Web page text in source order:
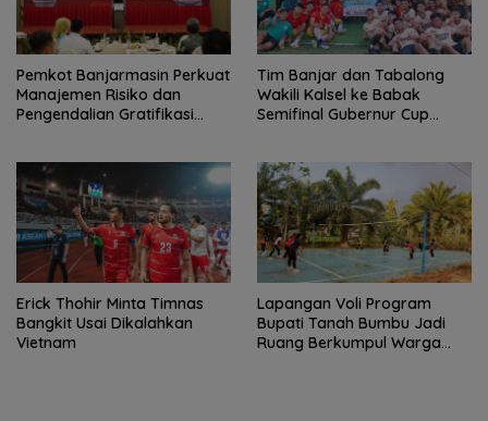
Pemkot Banjarmasin Perkuat
Manajemen Risiko dan
Pengendalian Gratifikasi
Tim Banjar dan Tabalong
Wakili Kalsel ke Babak
Semifinal Gubernur Cup
Erick Thohir Minta Timnas
Bangkit Usai Dikalahkan
Vietnam
Lapangan Voli Program
Bupati Tanah Bumbu Jadi
Ruang Berkumpul Warga